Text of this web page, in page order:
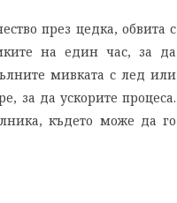
през цедка, обвита с
на един час, за да
мивката с лед или
за да ускорите процеса.
където може да го